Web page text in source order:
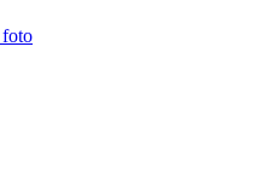
foto